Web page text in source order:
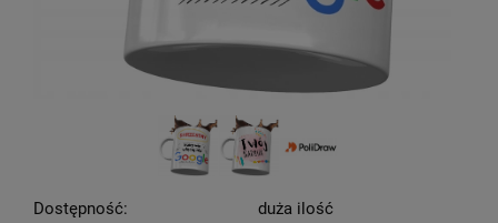
Dostępność:
duża ilość